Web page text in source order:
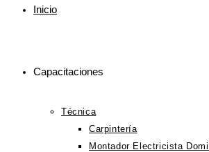
Inicio
Capacitaciones
Técnica
Carpintería
Montador Electricista